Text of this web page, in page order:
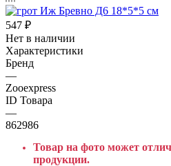
547 ₽
Нет в наличии
Характеристики
Бренд
—
Zooexpress
ID Товара
—
862986
Товар на фото может
продукции.